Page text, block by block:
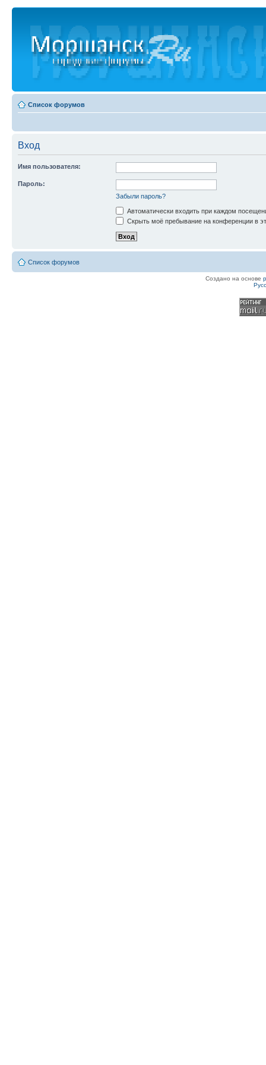
Список форумов
Вход
Имя пользователя:
Пароль:
Забыли пароль?
Автоматически входить при каждом
Скрыть моё пребывание на конференции в
Список форумов
Создано на основе